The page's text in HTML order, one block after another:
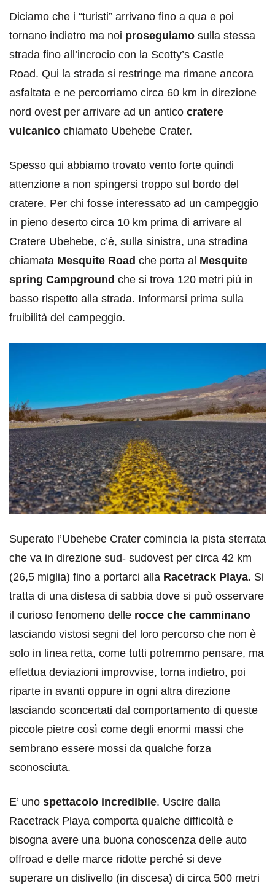
Diciamo che i “turisti” arrivano fino a qua e poi
tornano indietro ma noi proseguiamo sulla stessa
strada fino all’incrocio con la Scotty’s Castle
Road. Qui la strada si restringe ma rimane ancora
asfaltata e ne percorriamo circa 60 km in direzione
nord ovest per arrivare ad un antico cratere
vulcanico chiamato Ubehebe Crater.
Spesso qui abbiamo trovato vento forte quindi
attenzione a non spingersi troppo sul bordo del
cratere. Per chi fosse interessato ad un campeggio
in pieno deserto circa 10 km prima di arrivare al
Cratere Ubehebe, c’è, sulla sinistra, una stradina
chiamata Mesquite Road che porta al Mesquite
spring Campground che si trova 120 metri più in
basso rispetto alla strada. Informarsi prima sulla
fruibilità del campeggio.
Superato l’Ubehebe Crater comincia la pista sterrata
che va in direzione sud- sudovest per circa 42 km
(26,5 miglia) fino a portarci alla Racetrack Playa. Si
tratta di una distesa di sabbia dove si può osservare
il curioso fenomeno delle rocce che camminano
lasciando vistosi segni del loro percorso che non è
solo in linea retta, come tutti potremmo pensare, ma
effettua deviazioni improvvise, torna indietro, poi
riparte in avanti oppure in ogni altra direzione
lasciando sconcertati dal comportamento di queste
piccole pietre così come degli enormi massi che
sembrano essere mossi da qualche forza
sconosciuta.
E’ uno spettacolo incredibile. Uscire dalla
Racetrack Playa comporta qualche difficoltà e
bisogna avere una buona conoscenza delle auto
offroad e delle marce ridotte perché si deve
superare un dislivello (in discesa) di circa 500 metri